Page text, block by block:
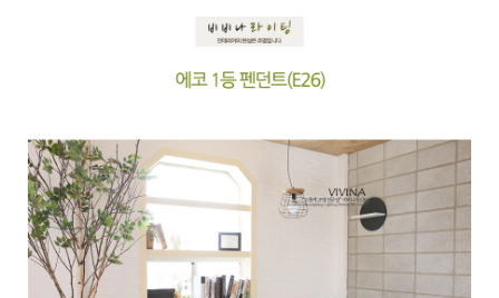
페이코 ID로 페
PAYCO 바로구매